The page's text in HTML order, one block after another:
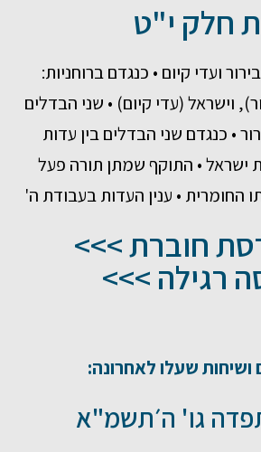
חלק י"ט
ועדי קיום • כנגדם ברוחניות:
וישראל (עדי קיום) • שני הבדלים
• כנגדם שני הבדלים בין עדות
ישראל • התוקף שמתן תורה פעל
החומרית • ענין העדות בעבודת ה'
חוברת >>>
רגילה >>>
שעלו לאחרונה:
גו' ה׳תשמ"א